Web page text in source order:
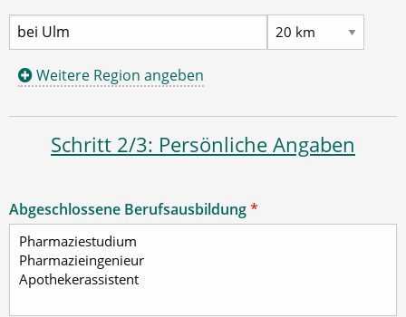
Weitere Region angeben
Schritt 2/3: Persönliche Angaben
Abgeschlossene Berufsausbildung*